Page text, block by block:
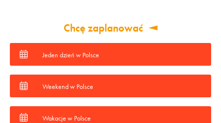
Chcę zaplanować
Jeden dzień w Polsce
Weekend w Polsce
Wakacje w Polsce